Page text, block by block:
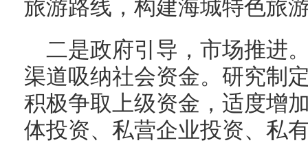
旅游路线，构建海城特色旅
二是政府引导，市场推进
渠道吸纳社会资金。研究制
积极争取上级资金，适度增
体投资、私营企业投资、私